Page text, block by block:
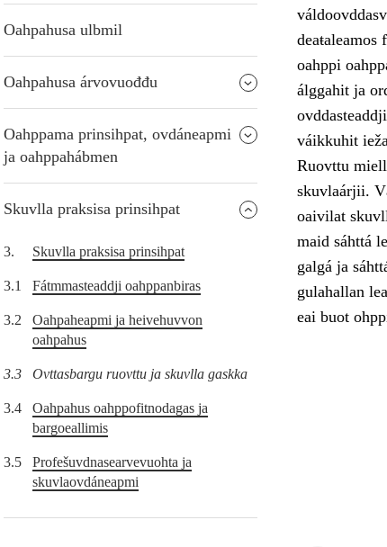
Oahpahusa ulbmil
Oahpahusa árvovuođđu
Oahppama prinsihpat, ovdáneapmi
ja oahppahábmen
Skuvlla praksisa prinsihpat
3. Skuvlla praksisa prinsihpat
3.1 Fátmmasteaddji oahppanbiras
3.2
Oahpaheapmi ja heivehuvvon
oahpahus
3.3 Ovttasbargu ruovttu ja skuvlla gaskka
3.4
Oahpahus oahppofitnodagas ja
bargoeallimis
3.5
Profešuvdnasearvevuohta ja
skuvlaovdáneapmi
oahppi
álggahit ja
váikkuhit
Ruovttu
skuvlaárjii.
oaivilat
maid sáhttá
galgá ja
gulahallan
eai buot